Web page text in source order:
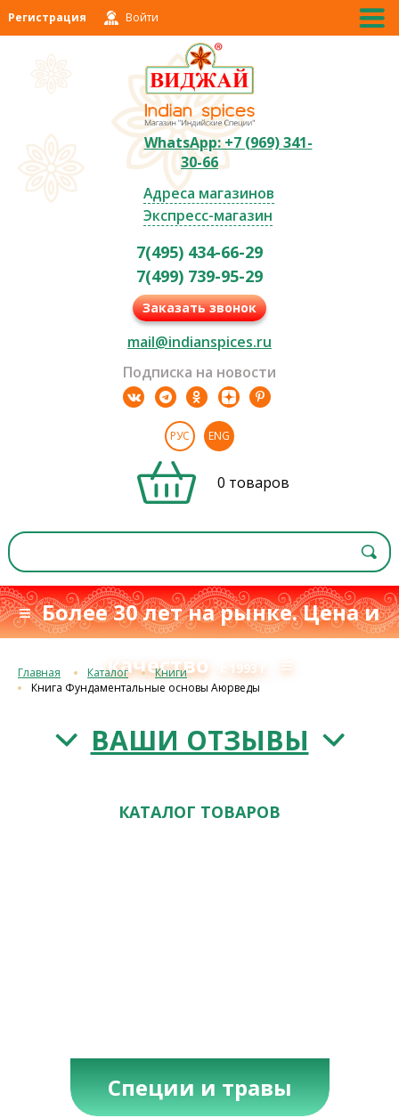
Регистрация Войти
WhatsApp: +7 (969) 341-
30-66
Адреса магазинов
Экспресс-магазин
7(495) 434-66-29
7(499) 739-95-29
Заказать звонок
mail@indianspices.ru
Подписка на новости
РУС ENG
0 товаров
≡ Более 30 лет на рынке. Цена и
качество
с 1993 г. ≡
Главная Каталог
Книги
Книга Фундаментальные основы Аюрведы
ВАШИ ОТЗЫВЫ
КАТАЛОГ ТОВАРОВ
Специи и травы